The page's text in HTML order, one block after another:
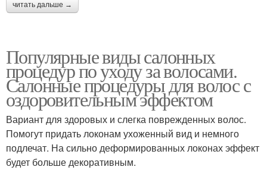
читать дальше →
Популярные виды салонных
процедур по уходу за волосами.
Салонные процедуры для волос с
оздоровительным эффектом
Вариант для здоровых и слегка поврежденных волос.
Помогут придать локонам ухоженный вид и немного
подлечат. На сильно деформированных локонах эффект
будет больше декоративным.